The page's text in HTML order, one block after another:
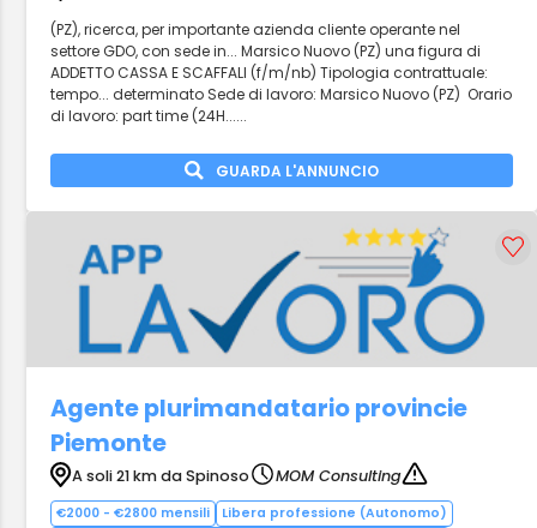
(PZ), ricerca, per importante azienda cliente operante nel
settore GDO, con sede in... Marsico Nuovo (PZ) una figura di
ADDETTO CASSA E SCAFFALI (f/m/nb) Tipologia contrattuale:
tempo... determinato Sede di lavoro: Marsico Nuovo (PZ) Orario
di lavoro: part time (24H......
GUARDA L'ANNUNCIO
Agente plurimandatario provincie
Piemonte
A soli 21 km da Spinoso MOM Consulting
€2000 - €2800 mensili
Libera professione (Autonomo)